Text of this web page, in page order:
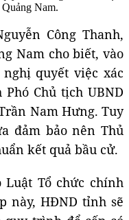
Nam.
Công Thanh,
Nam cho biết, vào
quyết việc xác
Chủ tịch UBND
Nam Hưng. Tuy
đảm bảo nên Thủ
kết quả bầu cử.
Luật Tổ chức chính
này, HĐND tỉnh sẽ